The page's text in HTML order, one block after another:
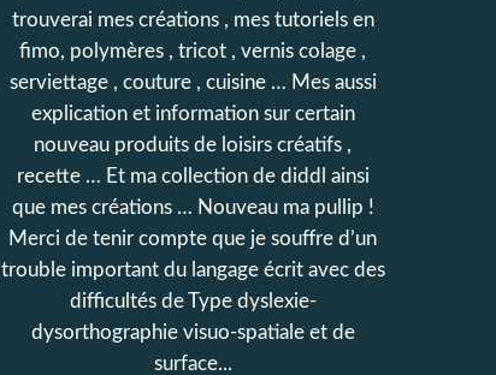
trouverai mes créations , mes tutoriels en
fimo, polymères , tricot , vernis colage ,
serviettage , couture , cuisine … Mes aussi
explication et information sur certain
nouveau produits de loisirs créatifs ,
recette … Et ma collection de diddl ainsi
que mes créations … Nouveau ma pullip !
Merci de tenir compte que je souffre d’un
trouble important du langage écrit avec des
difficultés de Type dyslexie-
dysorthographie visuo-spatiale et de
surface...